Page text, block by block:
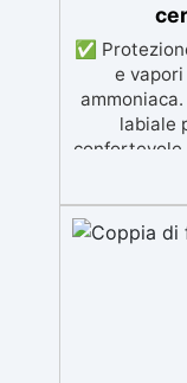
✅
e
labiale
confortevole
✅
densità
Modelli